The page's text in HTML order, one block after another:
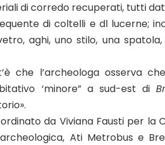
di corredo recuperati, tutti
di coltelli e dl lucerne;
aghi, uno stilo, una spatola,
che l’archeologa osserva
‘minore” a sud-est di
da Viviana Fausti per la
Ati Metrobus e